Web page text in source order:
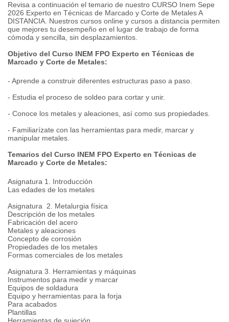
Revisa a continuación el temario de nuestro CURSO Inem Sepe
2026 Experto en Técnicas de Marcado y Corte de Metales A
DISTANCIA. Nuestros cursos online y cursos a distancia permiten
que mejores tu desempeño en el lugar de trabajo de forma
cómoda y sencilla, sin desplazamientos.
Objetivo del Curso INEM FPO Experto en Técnicas de
Marcado y Corte de Metales:
- Aprende a construir diferentes estructuras paso a paso.
- Estudia el proceso de soldeo para cortar y unir.
- Conoce los metales y aleaciones, así como sus propiedades.
- Familiarízate con las herramientas para medir, marcar y
manipular metales.
Temarios del Curso INEM FPO Experto en Técnicas de
Marcado y Corte de Metales:
Asignatura 1. Introducción
Las edades de los metales
Asignatura 2. Metalurgia física
Descripción de los metales
Fabricación del acero
Metales y aleaciones
Concepto de corrosión
Propiedades de los metales
Formas comerciales de los metales
Asignatura 3. Herramientas y máquinas
Instrumentos para medir y marcar
Equipos de soldadura
Equipo y herramientas para la forja
Para acabados
Plantillas